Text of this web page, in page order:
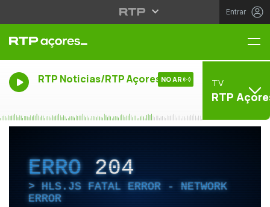
Entrar
RTP Noticias/RTP Açores NO AR TV
RTP
ERRO204
HLS.JS FATAL ERROR - NETWORK
ERROR